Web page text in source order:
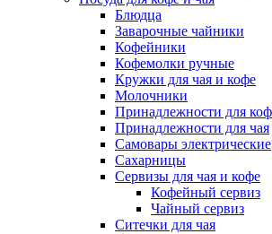
Блюдца
Заварочные чайники
Кофейники
Кофемолки ручные
Кружки для чая и кофе
Молочники
Принадлежности для
Принадлежности для чая
Самовары электрические
Сахарницы
Сервизы для чая и кофе
Кофейный сервиз
Чайный сервиз
Ситечки для чая